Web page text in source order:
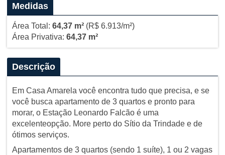
Medidas
Área Total: 64,37 m²(R$ 6.913/m²)
Área Privativa: 64,37 m²
Descrição
Em Casa Amarela você encontra tudo que precisa, e se
você busca apartamento de 3 quartos e pronto para
morar, o Estação Leonardo Falcão é uma
excelenteopção. More perto do Sítio da Trindade e de
ótimos serviços.
Apartamentos de 3 quartos (sendo 1 suíte), 1 ou 2 vagas